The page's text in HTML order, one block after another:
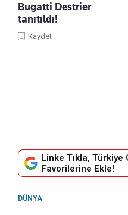
Bugatti Destrier
tanıtıldı!
Kaydet
Linke Tıkla,
Favorilerine Ekle!
DÜNYA